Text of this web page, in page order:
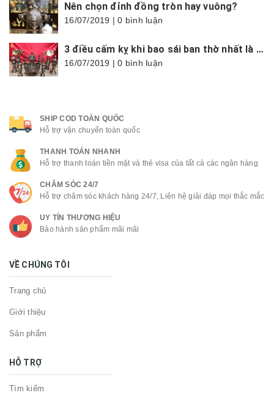
Nên chọn đỉnh đồng tròn hay vuông?
16/07/2019 | 0 bình luận
3 điều cấm kỵ khi bao sái ban thờ nhất là trong tháng cô hồn
16/07/2019 | 0 bình luận
SHIP COD TOÀN QUỐC
Hỗ trợ vận chuyển toàn quốc
THANH TOÁN NHANH
Hỗ trợ thanh toán tiền mặt và thẻ visa của tất cả các ngân hàng
CHĂM SÓC 24/7
Hỗ trợ chăm sóc khách hàng 24/7, Liên hệ giải đáp mọi thắc mắc
UY TÍN THƯƠNG HIỆU
Bảo hành sản phẩm mãi mãi
VỀ CHÚNG TÔI
Trang chủ
Giới thiệu
Sản phẩm
HỖ TRỢ
Tìm kiếm